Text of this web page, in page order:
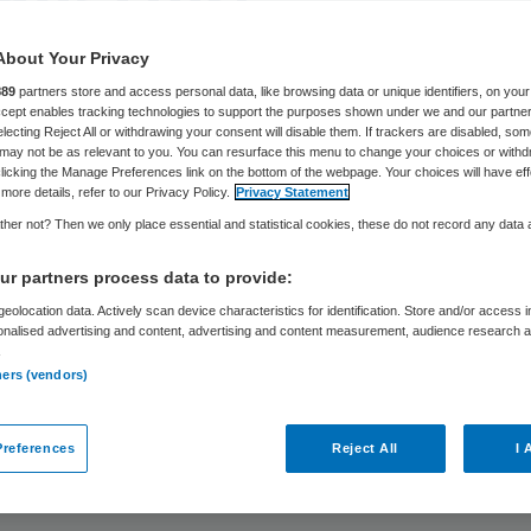
Loyalis 3 juli 2024,14:33 2559 keer gelezen
je ervoor dat mensen nu, maar ook in de
zijn? Met amplitie ligt de focus op het versterken
in plaats van op het voorkomen of herstellen. Maar
deze blog geeft Tinka van Vuuren, Hoogleraar
en consultant bij Loyalis,
je inspireren door 5 waardevolle tips waar je
direct mee aan de slag kunt gaan. Geen tijd
Luister dan de aflevering via de podcast:
een halfuurtje neemt Tinka je mee in deze topics.
Your Privacy
partners store and access personal data, like browsing data or unique identifiers, on your
enables tracking technologies to support the purposes shown under we and our
Reject All or withdrawing your consent will disable them. If trackers are disabled,
not be as relevant to you. You can resurface this menu to change your choices or
the Manage Preferences link on the bottom of the webpage. Your choices will have
details, refer to our Privacy Policy. Privacy Statement
not? Then we only place essential and statistical cookies, these do not record any data
partners process data to provide:
data. Actively scan device characteristics for identification. Store and/or access
advertising and content, advertising and content measurement, audience research
(vendors)
Reject All I